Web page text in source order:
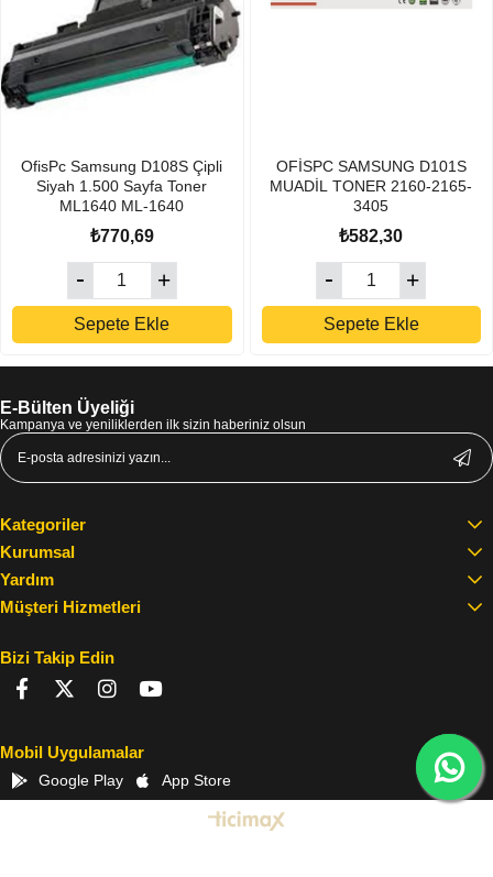
OfisPc Samsung D108S Çipli
Siyah 1.500 Sayfa Toner
ML1640 ML-1640
₺770,69
Sepete Ekle
OFİSPC SAMSUNG D101S
MUADİL TONER 2160-2165-
3405
₺582,30
Sepete Ekle
E-Bülten Üyeliği
Kampanya ve yeniliklerden ilk sizin haberiniz olsun
Kategoriler
Kurumsal
Yardım
Müşteri Hizmetleri
Bizi Takip Edin
Mobil Uygulamalar
Google Play App Store